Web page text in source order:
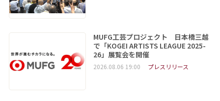
MUFG工芸プロジェクト 日本橋三越
で「KOGEI ARTISTS LEAGUE 2025-
26」展覧会を開催
2026.08.06 19:00 プレスリリース